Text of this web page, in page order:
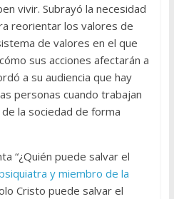
vivir. Subrayó la necesidad
reorientar los valores de
de valores en el que
sus acciones afectarán a
a su audiencia que hay
personas cuando trabajan
la sociedad de forma
“¿Quién puede salvar el
y miembro de la
Cristo puede salvar el